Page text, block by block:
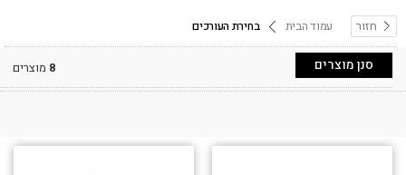
חזור עמוד הבית בחירת העורכים
8 מוצרים סנן מוצרים